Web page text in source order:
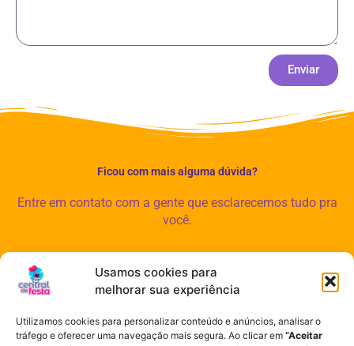
Usamos cookies para
melhorar sua experiência
Utilizamos cookies para personalizar conteúdo e anúncios, analisar o
tráfego e oferecer uma navegação mais segura. Ao clicar em “Aceitar
Enviar
Ficou com mais alguma dúvida?
Entre em contato com a gente que esclarecemos tudo pra
você.
acentraldefesta@gmail.com
11 91228-7380